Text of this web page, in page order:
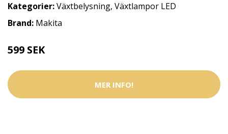
Kategorier:Växtbelysning, Växtlampor LED
Brand: Makita
599 SEK
MER INFO!